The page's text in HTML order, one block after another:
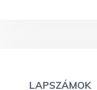
LAPSZÁMOK